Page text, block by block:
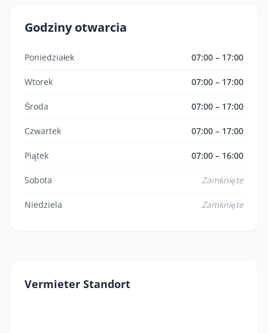
Godziny otwarcia
Poniedziałek 07:00 – 17:00
Wtorek 07:00 – 17:00
Środa 07:00 – 17:00
Czwartek 07:00 – 17:00
Piątek 07:00 – 16:00
Sobota Zamknięte
Niedziela Zamknięte
Vermieter Standort